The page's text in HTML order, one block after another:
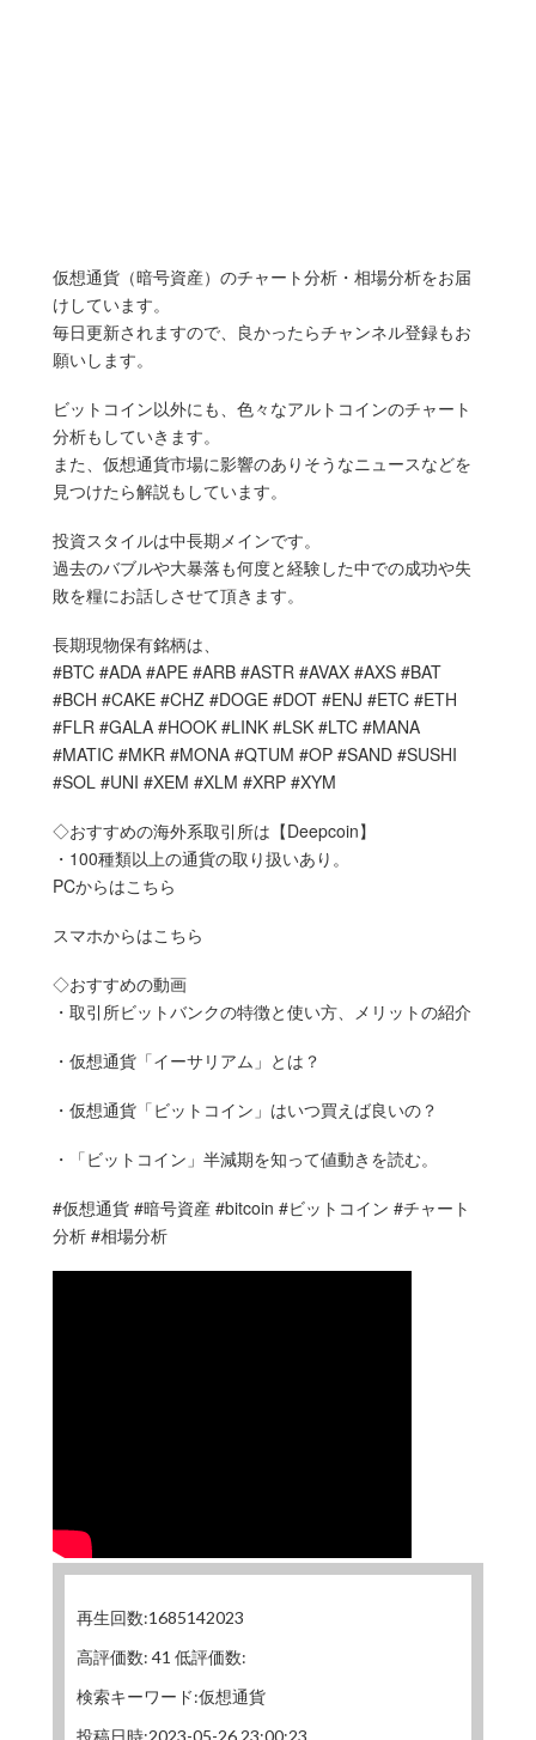
仮想通貨（暗号資産）のチャート分析・相場分析をお届
けしています。
毎日更新されますので、良かったらチャンネル登録もお
願いします。
ビットコイン以外にも、色々なアルトコインのチャート
分析もしていきます。
また、仮想通貨市場に影響のありそうなニュースなどを
見つけたら解説もしています。
投資スタイルは中長期メインです。
過去のバブルや大暴落も何度と経験した中での成功や失
敗を糧にお話しさせて頂きます。
長期現物保有銘柄は、
#BTC #ADA #APE #ARB #ASTR #AVAX #AXS #BAT
#BCH #CAKE #CHZ #DOGE #DOT #ENJ #ETC #ETH
#FLR #GALA #HOOK #LINK #LSK #LTC #MANA
#MATIC #MKR #MONA #QTUM #OP #SAND #SUSHI
#SOL #UNI #XEM #XLM #XRP #XYM
◇おすすめの海外系取引所は【Deepcoin】
・100種類以上の通貨の取り扱いあり。
PCからはこちら
スマホからはこちら
◇おすすめの動画
・取引所ビットバンクの特徴と使い方、メリットの紹介
・仮想通貨「イーサリアム」とは？
・仮想通貨「ビットコイン」はいつ買えば良いの？
・「ビットコイン」半減期を知って値動きを読む。
#仮想通貨 #暗号資産 #bitcoin #ビットコイン #チャート
分析 #相場分析
再生回数:1685142023
高評価数: 41 低評価数:
検索キーワード:仮想通貨
投稿日時:2023-05-26 23:00:23